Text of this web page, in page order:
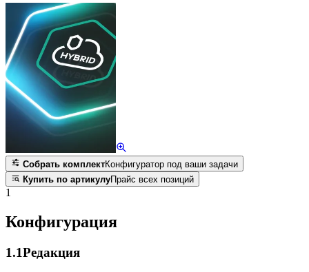
Собрать комплектКонфигуратор под ваши задачи
Купить по артикулуПрайс всех позиций
1
Конфигурация
1.1Редакция